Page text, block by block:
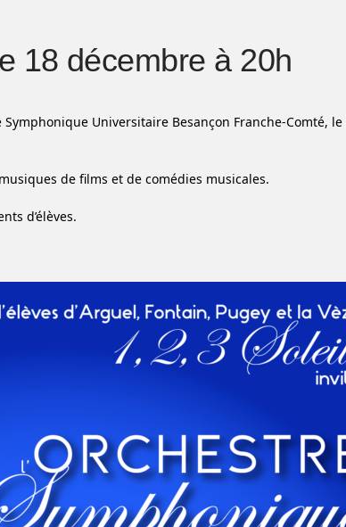
18 décembre à 20h
Symphonique Universitaire Besançon Franche-Comté, le
de films et de comédies musicales.
d’élèves.